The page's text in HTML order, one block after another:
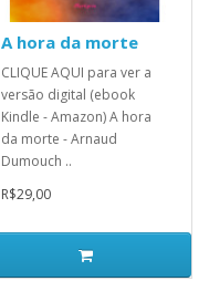
A hora da morte
CLIQUE AQUI para ver a
versão digital (ebook
Kindle - Amazon) A hora
da morte - Arnaud
Dumouch ..
R$29,00